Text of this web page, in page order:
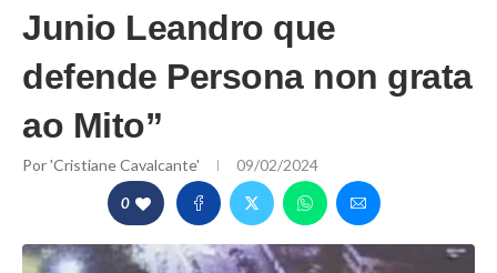
Junio Leandro que
defende Persona non grata
ao Mito”
Por'Cristiane Cavalcante' 09/02/2024
0